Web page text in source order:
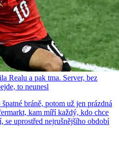
Realu a pak tma. Server, bez
to neunesl
bráně, potom už jen prázdná
kam míří každý, kdo chce
uprostřed nejrušnějšího období